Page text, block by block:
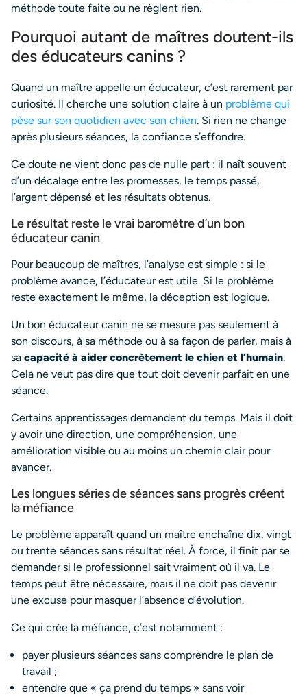
méthode toute faite ou ne règlent rien.
Pourquoi autant de maîtres doutent-ils
des éducateurs canins ?
Quand un maître appelle un éducateur, c’est rarement par
curiosité. Il cherche une solution claire à un problème qui
pèse sur son quotidien avec son chien. Si rien ne change
après plusieurs séances, la confiance s’effondre.
Ce doute ne vient donc pas de nulle part : il naît souvent
d’un décalage entre les promesses, le temps passé,
l’argent dépensé et les résultats obtenus.
Le résultat reste le vrai baromètre d’un bon
éducateur canin
Pour beaucoup de maîtres, l’analyse est simple : si le
problème avance, l’éducateur est utile. Si le problème
reste exactement le même, la déception est logique.
Un bon éducateur canin ne se mesure pas seulement à
son discours, à sa méthode ou à sa façon de parler, mais à
sa capacité à aider concrètement le chien et l’humain.
Cela ne veut pas dire que tout doit devenir parfait en une
séance.
Certains apprentissages demandent du temps. Mais il doit
y avoir une direction, une compréhension, une
amélioration visible ou au moins un chemin clair pour
avancer.
Les longues séries de séances sans progrès créent
la méfiance
Le problème apparaît quand un maître enchaîne dix, vingt
ou trente séances sans résultat réel. À force, il finit par se
demander si le professionnel sait vraiment où il va. Le
temps peut être nécessaire, mais il ne doit pas devenir
une excuse pour masquer l’absence d’évolution.
Ce qui crée la méfiance, c’est notamment :
payer plusieurs séances sans comprendre le plan de
travail ;
entendre que « ça prend du temps » sans voir